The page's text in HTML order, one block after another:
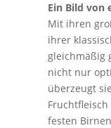
Ein Bild von
Mit ihren
ihrer
gleichmäßig
nicht nur
überzeugt
festen